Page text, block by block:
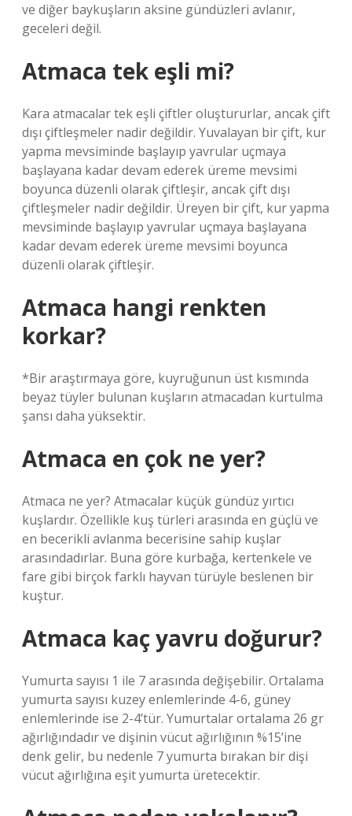
ve diğer baykuşların aksine gündüzleri avlanır,
geceleri değil.
Atmaca tek eşli mi?
Kara atmacalar tek eşli çiftler oluştururlar, ancak çift
dışı çiftleşmeler nadir değildir. Yuvalayan bir çift, kur
yapma mevsiminde başlayıp yavrular uçmaya
başlayana kadar devam ederek üreme mevsimi
boyunca düzenli olarak çiftleşir, ancak çift dışı
çiftleşmeler nadir değildir. Üreyen bir çift, kur yapma
mevsiminde başlayıp yavrular uçmaya başlayana
kadar devam ederek üreme mevsimi boyunca
düzenli olarak çiftleşir.
Atmaca hangi renkten
korkar?
*Bir araştırmaya göre, kuyruğunun üst kısmında
beyaz tüyler bulunan kuşların atmacadan kurtulma
şansı daha yüksektir.
Atmaca en çok ne yer?
Atmaca ne yer? Atmacalar küçük gündüz yırtıcı
kuşlardır. Özellikle kuş türleri arasında en güçlü ve
en becerikli avlanma becerisine sahip kuşlar
arasındadırlar. Buna göre kurbağa, kertenkele ve
fare gibi birçok farklı hayvan türüyle beslenen bir
kuştur.
Atmaca kaç yavru doğurur?
Yumurta sayısı 1 ile 7 arasında değişebilir. Ortalama
yumurta sayısı kuzey enlemlerinde 4-6, güney
enlemlerinde ise 2-4’tür. Yumurtalar ortalama 26 gr
ağırlığındadır ve dişinin vücut ağırlığının %15’ine
denk gelir, bu nedenle 7 yumurta bırakan bir dişi
vücut ağırlığına eşit yumurta üretecektir.